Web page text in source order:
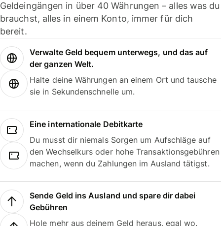
Geldeingängen in über 40 Währungen – alles was du
brauchst, alles in einem Konto, immer für dich
bereit.
Verwalte Geld bequem unterwegs, und das auf
der ganzen Welt.
Halte deine Währungen an einem Ort und tausche
sie in Sekundenschnelle um.
Eine internationale Debitkarte
Du musst dir niemals Sorgen um Aufschläge auf
den Wechselkurs oder hohe Transaktionsgebühren
machen, wenn du Zahlungen im Ausland tätigst.
Sende Geld ins Ausland und spare dir dabei
Gebühren
Hole mehr aus deinem Geld heraus, egal wo.